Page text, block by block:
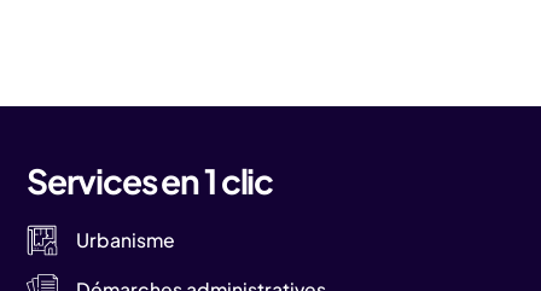
Services en 1 clic
Urbanisme